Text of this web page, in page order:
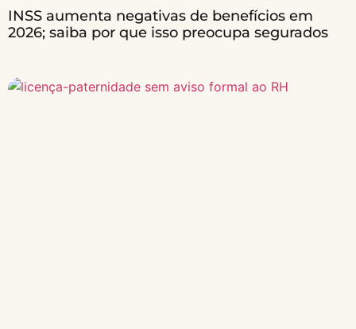
INSS aumenta negativas de benefícios em
2026; saiba por que isso preocupa segurados